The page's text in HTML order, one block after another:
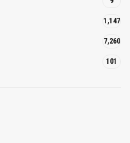
1,147
7,260
101